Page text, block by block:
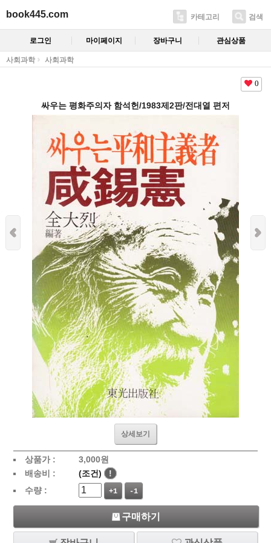
book445.com 카테고리 검색
로그인 마이페이지 장바구니 관심상품
사회과학 사회과학
0
싸우는 평화주의자 함석헌/1983제2판/전대열 편저
상세보기
상품가 : 3,000원
배송비 :
(조건)
!
수량 :
+1 -1
구매하기